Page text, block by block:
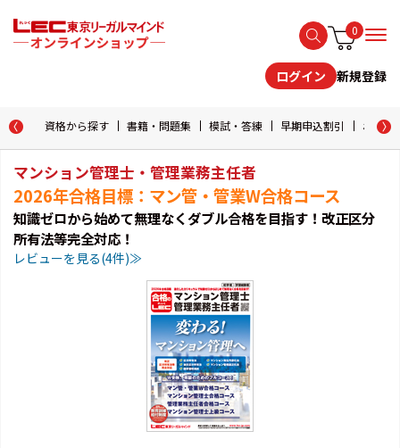
0
ログイン 新規登録
資格から探す 書籍・問題集 模試・答練 早期申込割引 おため
マンション管理士・管理業務主任者
2026年合格目標：マン管・管業W合格コース
知識ゼロから始めて無理なくダブル合格を目指す！改正区分
所有法等完全対応！
レビューを見る(4件)≫